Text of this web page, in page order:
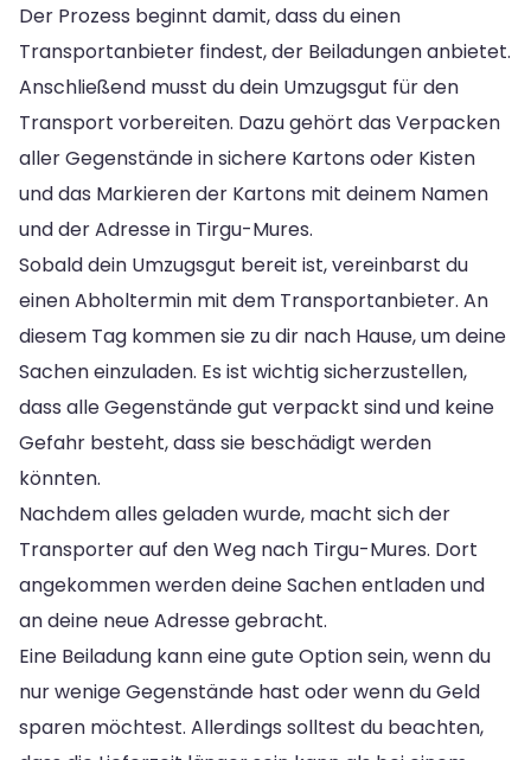
Der Prozess beginnt damit, dass du einen
Transportanbieter findest, der Beiladungen anbietet.
Anschließend musst du dein Umzugsgut für den
Transport vorbereiten. Dazu gehört das Verpacken
aller Gegenstände in sichere Kartons oder Kisten
und das Markieren der Kartons mit deinem Namen
und der Adresse in Tirgu-Mures.
Sobald dein Umzugsgut bereit ist, vereinbarst du
einen Abholtermin mit dem Transportanbieter. An
diesem Tag kommen sie zu dir nach Hause, um deine
Sachen einzuladen. Es ist wichtig sicherzustellen,
dass alle Gegenstände gut verpackt sind und keine
Gefahr besteht, dass sie beschädigt werden
könnten.
Nachdem alles geladen wurde, macht sich der
Transporter auf den Weg nach Tirgu-Mures. Dort
angekommen werden deine Sachen entladen und
an deine neue Adresse gebracht.
Eine Beiladung kann eine gute Option sein, wenn du
nur wenige Gegenstände hast oder wenn du Geld
sparen möchtest. Allerdings solltest du beachten,